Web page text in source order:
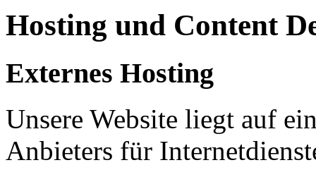
Hosting und Content
Externes Hosting
Unsere Website liegt auf
Anbieters für